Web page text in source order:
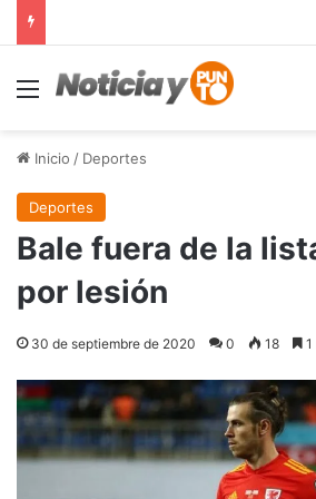
Menú
Inicio / Deportes
Deportes
Bale fuera de la
por lesión
30 de septiembre de 2020 0 18